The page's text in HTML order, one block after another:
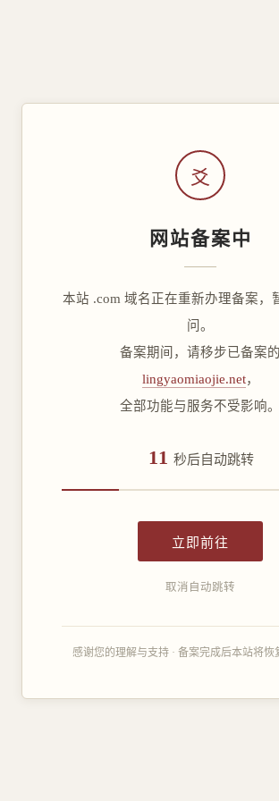
爻
网站备案中
本站 .com 域名正在重新办理备案，
问。
备案期间，请移步已备案的
lingyaomiaojie.net，
全部功能与服务不受影响。
11 秒后自动跳转
立即前往
取消自动跳转
感谢您的理解与支持 · 备案完成后本站将恢